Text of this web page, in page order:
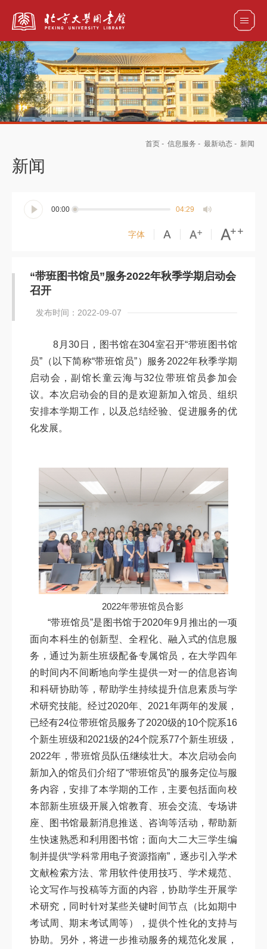
全部资源
首页 - 信息服务 - 最新动态 - 新闻
新闻
00:00 04:29
字体
“带班图书馆员”服务2022年秋季学期启动会
召开
发布时间：2022-09-07
8月30日，图书馆在304室召开“带班图书馆
员”（以下简称“带班馆员”）服务2022年秋季学期
启动会，副馆长童云海与32位带班馆员参加会
议。本次启动会的目的是欢迎新加入馆员、组织
安排本学期工作，以及总结经验、促进服务的优
化发展。
2022年带班馆员合影
“带班馆员”是图书馆于2020年9月推出的一项
面向本科生的创新型、全程化、融入式的信息服
务，通过为新生班级配备专属馆员，在大学四年
的时间内不间断地向学生提供一对一的信息咨询
和科研协助等，帮助学生持续提升信息素质与学
术研究技能。经过2020年、2021年两年的发展，
已经有24位带班馆员服务了2020级的10个院系16
个新生班级和2021级的24个院系77个新生班级，
2022年，带班馆员队伍继续壮大。本次启动会向
新加入的馆员们介绍了“带班馆员”的服务定位与服
务内容，安排了本学期的工作，主要包括面向校
本部新生班级开展入馆教育、班会交流、专场讲
座、图书馆最新消息推送、咨询等活动，帮助新
生快速熟悉和利用图书馆；面向大二大三学生编
制并提供“学科常用电子资源指南”，逐步引入学术
文献检索方法、常用软件使用技巧、学术规范、
论文写作与投稿等方面的内容，协助学生开展学
术研究，同时针对某些关键时间节点（比如期中
考试周、期末考试周等），提供个性化的支持与
协助。另外，将进一步推动服务的规范化发展，